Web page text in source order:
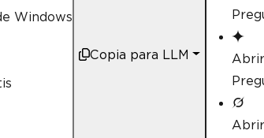
Windows
Copia para LLM